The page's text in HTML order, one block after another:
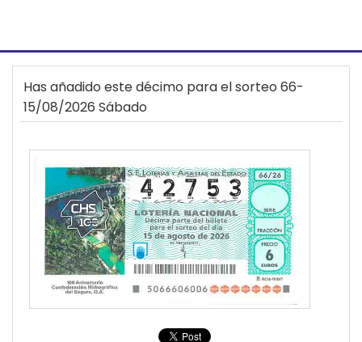
Has añadido este décimo para el sorteo 66-
15/08/2026 Sábado